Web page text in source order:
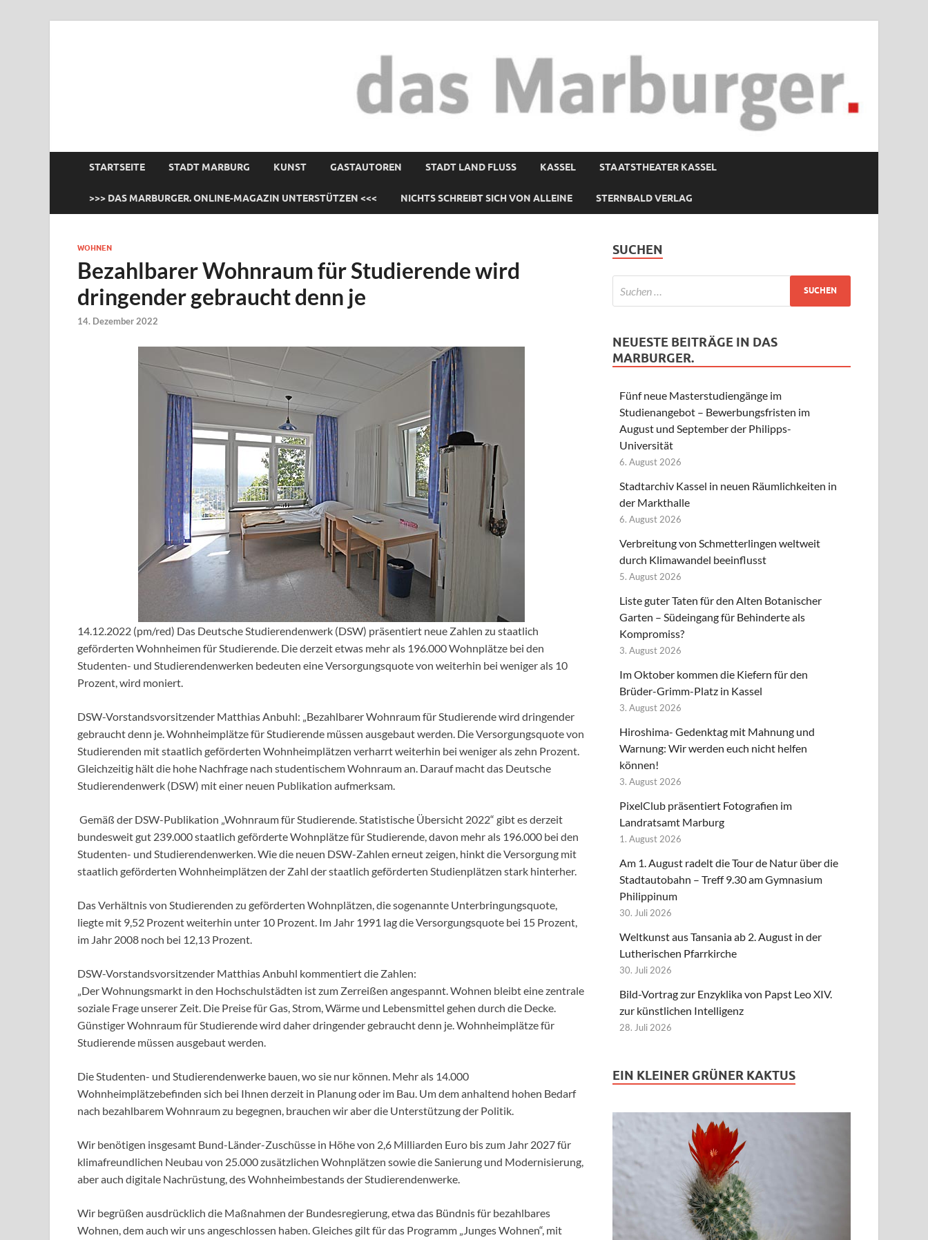
STARTSEITE STADT MARBURG KUNST GASTAUTOREN STADT LAND FLUSS KASSEL STAATSTHEATER KASSEL
>>> DAS MARBURGER. ONLINE-MAGAZIN UNTERSTÜTZEN <<< NICHTS SCHREIBT SICH VON ALLEINE STERNBALD VERLAG
WOHNEN
Bezahlbarer Wohnraum für Studierende wird
dringender gebraucht denn je
14. Dezember 2022
14.12.2022 (pm/red) Das Deutsche Studierendenwerk (DSW) präsentiert neue Zahlen zu staatlich
geförderten Wohnheimen für Studierende. Die derzeit etwas mehr als 196.000 Wohnplätze bei den
Studenten- und Studierendenwerken bedeuten eine Versorgungsquote von weiterhin bei weniger als 10
Prozent, wird moniert.
DSW-Vorstandsvorsitzender Matthias Anbuhl: „Bezahlbarer Wohnraum für Studierende wird dringender
gebraucht denn je. Wohnheimplätze für Studierende müssen ausgebaut werden. Die Versorgungsquote von
Studierenden mit staatlich geförderten Wohnheimplätzen verharrt weiterhin bei weniger als zehn Prozent.
Gleichzeitig hält die hohe Nachfrage nach studentischem Wohnraum an. Darauf macht das Deutsche
Studierendenwerk (DSW) mit einer neuen Publikation aufmerksam.
Gemäß der DSW-Publikation „Wohnraum für Studierende. Statistische Übersicht 2022“ gibt es derzeit
bundesweit gut 239.000 staatlich geförderte Wohnplätze für Studierende, davon mehr als 196.000 bei den
Studenten- und Studierendenwerken. Wie die neuen DSW-Zahlen erneut zeigen, hinkt die Versorgung mit
staatlich geförderten Wohnheimplätzen der Zahl der staatlich geförderten Studienplätzen stark hinterher.
Das Verhältnis von Studierenden zu geförderten Wohnplätzen, die sogenannte Unterbringungsquote,
liegte mit 9,52 Prozent weiterhin unter 10 Prozent. Im Jahr 1991 lag die Versorgungsquote bei 15 Prozent,
im Jahr 2008 noch bei 12,13 Prozent.
DSW-Vorstandsvorsitzender Matthias Anbuhl kommentiert die Zahlen:
„Der Wohnungsmarkt in den Hochschulstädten ist zum Zerreißen angespannt. Wohnen bleibt eine zentrale
soziale Frage unserer Zeit. Die Preise für Gas, Strom, Wärme und Lebensmittel gehen durch die Decke.
Günstiger Wohnraum für Studierende wird daher dringender gebraucht denn je. Wohnheimplätze für
Studierende müssen ausgebaut werden.
Die Studenten- und Studierendenwerke bauen, wo sie nur können. Mehr als 14.000
Wohnheimplätzebefinden sich bei Ihnen derzeit in Planung oder im Bau. Um dem anhaltend hohen Bedarf
nach bezahlbarem Wohnraum zu begegnen, brauchen wir aber die Unterstützung der Politik.
Wir benötigen insgesamt Bund-Länder-Zuschüsse in Höhe von 2,6 Milliarden Euro bis zum Jahr 2027 für
klimafreundlichen Neubau von 25.000 zusätzlichen Wohnplätzen sowie die Sanierung und Modernisierung,
aber auch digitale Nachrüstung, des Wohnheimbestands der Studierendenwerke.
Wir begrüßen ausdrücklich die Maßnahmen der Bundesregierung, etwa das Bündnis für bezahlbares
Wohnen, dem auch wir uns angeschlossen haben. Gleiches gilt für das Programm „Junges Wohnen“, mit
SUCHEN
NEUESTE BEITRÄGE IN DAS
MARBURGER.
Fünf neue Masterstudiengänge im
Studienangebot – Bewerbungsfristen im
August und September der Philipps-
Universität
6. August 2026
Stadtarchiv Kassel in neuen Räumlichkeiten in
der Markthalle
6. August 2026
Verbreitung von Schmetterlingen weltweit
durch Klimawandel beeinflusst
5. August 2026
Liste guter Taten für den Alten Botanischer
Garten – Südeingang für Behinderte als
Kompromiss?
3. August 2026
Im Oktober kommen die Kiefern für den
Brüder-Grimm-Platz in Kassel
3. August 2026
Hiroshima- Gedenktag mit Mahnung und
Warnung: Wir werden euch nicht helfen
können!
3. August 2026
PixelClub präsentiert Fotografien im
Landratsamt Marburg
1. August 2026
Am 1. August radelt die Tour de Natur über die
Stadtautobahn – Treff 9.30 am Gymnasium
Philippinum
30. Juli 2026
Weltkunst aus Tansania ab 2. August in der
Lutherischen Pfarrkirche
30. Juli 2026
Bild-Vortrag zur Enzyklika von Papst Leo XIV.
zur künstlichen Intelligenz
28. Juli 2026
EIN KLEINER GRÜNER KAKTUS